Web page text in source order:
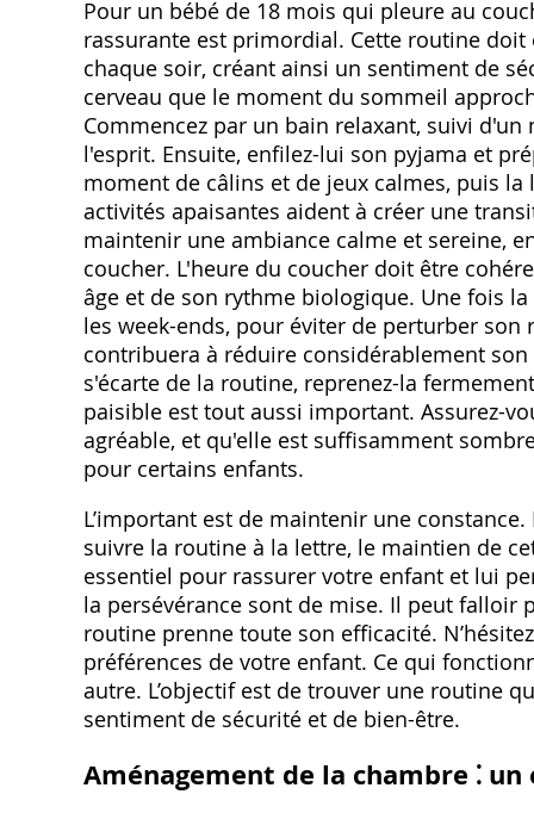
Pour un bébé de 18 mois qui pleure au
rassurante est primordial. Cette routine
chaque soir, créant ainsi un sentiment de
cerveau que le moment du sommeil
Commencez par un bain relaxant, suivi
l'esprit. Ensuite, enfilez-lui son pyjama et
moment de câlins et de jeux calmes, puis
activités apaisantes aident à créer une
maintenir une ambiance calme et sereine,
coucher. L'heure du coucher doit être
âge et de son rythme biologique. Une fois
les week-ends, pour éviter de perturber
contribuera à réduire considérablement
s'écarte de la routine, reprenez-la
paisible est tout aussi important. Assurez-
agréable, et qu'elle est suffisamment
pour certains enfants.
L’important est de maintenir une
suivre la routine à la lettre, le maintien de
essentiel pour rassurer votre enfant et lui
la persévérance sont de mise. Il peut falloir
routine prenne toute son efficacité.
préférences de votre enfant. Ce qui
autre. L’objectif est de trouver une routine
sentiment de sécurité et de bien-être.
Aménagement de la chambre ⁚